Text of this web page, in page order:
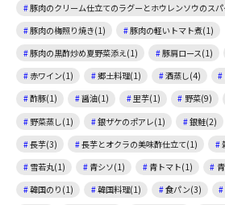
豚肉のクリーム仕立てのラグーとホウレンソウのス
豚肉の梅照り焼き(1)
豚肉の軽いトマト煮(1)
豚肉の黒酢炒め夏野菜添え(1)
豚肩ロース(1)
赤ワイン(1)
郷土料理(1) 酒蒸し(4)
酢豚(1)
醤油(1) 里芋(1) 野菜(9)
野菜蒸し(1)
銀ザケのポアレ(1) 銀鮭(2)
長芋(3)
長芋とオクラの美味酢仕立て(1)
雪若丸(1)
青シソ(1) 青トマト(1)
韓国のり(1)
韓国料理(1) 食パン(3)